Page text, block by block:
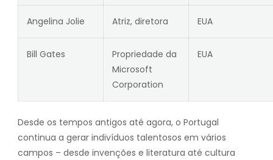
Angelina Jolie Atriz, diretora EUA
Bill Gates
Propriedade da
Microsoft
Corporation
EUA
Desde os tempos antigos até agora, o Portugal
continua a gerar indivíduos talentosos em vários
campos – desde invenções e literatura até cultura